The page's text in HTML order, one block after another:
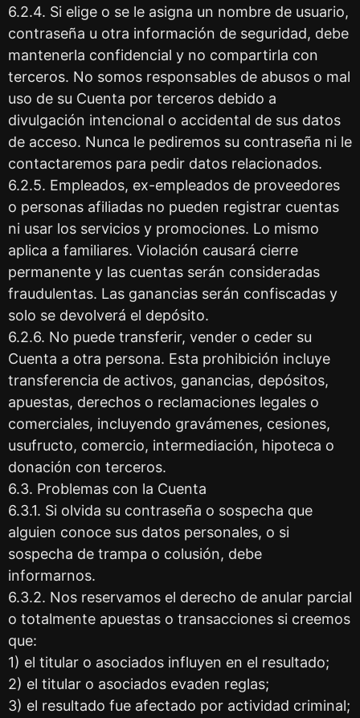
6.2.4. Si elige o se le asigna un nombre de usuario,
contraseña u otra información de seguridad, debe
mantenerla confidencial y no compartirla con
terceros. No somos responsables de abusos o mal
uso de su Cuenta por terceros debido a
divulgación intencional o accidental de sus datos
de acceso. Nunca le pediremos su contraseña ni le
contactaremos para pedir datos relacionados.
6.2.5. Empleados, ex-empleados de proveedores
o personas afiliadas no pueden registrar cuentas
ni usar los servicios y promociones. Lo mismo
aplica a familiares. Violación causará cierre
permanente y las cuentas serán consideradas
fraudulentas. Las ganancias serán confiscadas y
solo se devolverá el depósito.
6.2.6. No puede transferir, vender o ceder su
Cuenta a otra persona. Esta prohibición incluye
transferencia de activos, ganancias, depósitos,
apuestas, derechos o reclamaciones legales o
comerciales, incluyendo gravámenes, cesiones,
usufructo, comercio, intermediación, hipoteca o
donación con terceros.
6.3. Problemas con la Cuenta
6.3.1. Si olvida su contraseña o sospecha que
alguien conoce sus datos personales, o si
sospecha de trampa o colusión, debe
informarnos.
6.3.2. Nos reservamos el derecho de anular parcial
o totalmente apuestas o transacciones si creemos
que:
1) el titular o asociados influyen en el resultado;
2) el titular o asociados evaden reglas;
3) el resultado fue afectado por actividad criminal;